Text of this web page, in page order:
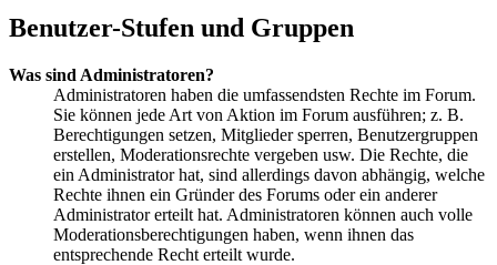
Benutzer-Stufen und Gruppen
Was sind Administratoren?
Administratoren haben die umfassendsten Rechte im Forum.
Sie können jede Art von Aktion im Forum ausführen; z. B.
Berechtigungen setzen, Mitglieder sperren, Benutzergruppen
erstellen, Moderationsrechte vergeben usw. Die Rechte, die
ein Administrator hat, sind allerdings davon abhängig, welche
Rechte ihnen ein Gründer des Forums oder ein anderer
Administrator erteilt hat. Administratoren können auch volle
Moderationsberechtigungen haben, wenn ihnen das
entsprechende Recht erteilt wurde.